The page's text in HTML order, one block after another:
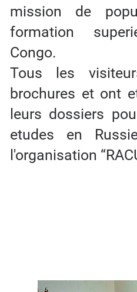
mission de
formation
Congo.
Tous les
brochures et ont
leurs dossiers
etudes en
l'organisation